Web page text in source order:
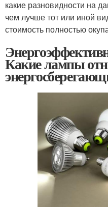
какие разновидности на
чем лучше тот или иной
стоимость полностью
Какие лампы